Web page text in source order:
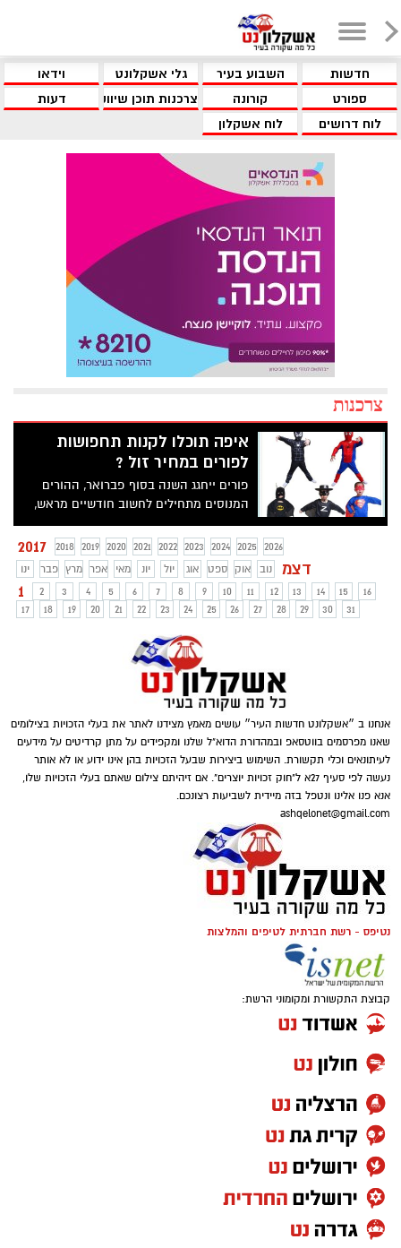
חדשות השבוע בעיר גלי אשקלונט
וידאו
ספורט
קורונה צרכנות תוכן שיווקי
דעות
לוח דרושים
לוח אשקלון
צרכנות
איפה תוכלו לקנות תחפושות
לפורים במחיר זול ?
פורים ייחגג השנה בסוף פברואר, ההורים
המנוסים מתחילים לחשוב חודשיים מראש,
אחר התחפושת המושלמת והזולה ביותר, מי
שלא מיומן נופל למלכודת קנייה ברשתות
השיווק הגדולות, או חנויות מקומיות, שרוצות
להרוויח כפול במחיר, ומוכרות תחפושות
במחירים שנעים סביב -150-250 שקל כל אחת,
כשאפשר להשיג את אותה תחפושת במחירים
100-20 ₪ .וודאי שמעתם ולא פעם אחת, על
תחפושות לפורים שהוזמנו מחו"ל וממש בזול,
אז לפניכם הדרך הפשוטה והקלה ביותר
להזמנת תחפושות והכל בעברית.
2017 2018 2019 2020 2021 2022 2023 2024 2025
2026
ינו
פבר מרץ אפר מאי יונ יול אוג ספט אוק נוב
דצמ
1
2 3 4 5 6 7 8 9 10 11 12 13 14 15
16
17
18 19 20 21 22 23 24 25 26 27 28 29 30 31
אנחנו ב ״אשקלונט חדשות העיר״ עושים מאמץ מצידנו לאתר את בעלי הזכויות בצילומים
שאנו מפרסמים בווטסאפ ובמהדורת הדוא"ל שלנו ומקפידים על מתן קרדיטים על מידעים
לעיתונאים וכלי תקשורת. השימוש ביצירות שבעל הזכויות בהן אינו ידוע או לא אותר
נעשה לפי סעיף 27א ל"חוק זכויות יוצרים". אם זיהיתם צילום שאתם בעלי הזכויות שלו,
אנא פנו אלינו ונטפל בזה מיידית לשביעות רצונכם.
ashqelonet@gmail.com
נטיפס - רשת חברתית לטיפים והמלצות
קבוצת התקשורת ומקומוני הרשת: